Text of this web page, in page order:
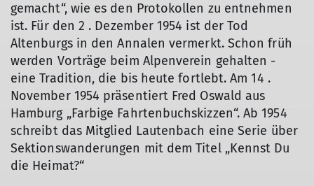
gemacht“, wie es den Protokollen zu entnehmen
ist. Für den 2 . Dezember 1954 ist der Tod
Altenburgs in den Annalen vermerkt. Schon früh
werden Vorträge beim Alpenverein gehalten -
eine Tradition, die bis heute fortlebt. Am 14 .
November 1954 präsentiert Fred Oswald aus
Hamburg „Farbige Fahrtenbuchskizzen“. Ab 1954
schreibt das Mitglied Lautenbach eine Serie über
Sektionswanderungen mit dem Titel „Kennst Du
die Heimat?“